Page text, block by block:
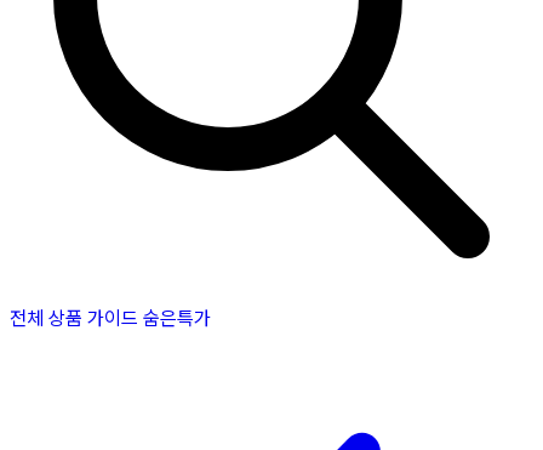
전체 상품 가이드 숨은특가